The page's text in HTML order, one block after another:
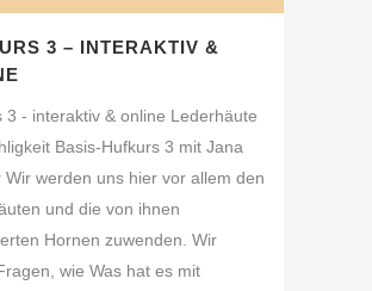
3 – INTERAKTIV &
3 - interaktiv & online Lederhäute
Basis-Hufkurs 3 mit Jana
Wir werden uns hier vor allem den
und die von ihnen
Hornen zuwenden. Wir
wie Was hat es mit